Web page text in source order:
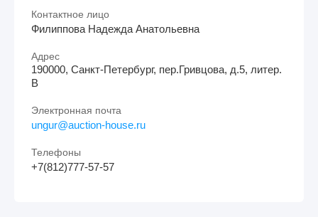
Контактное лицо
Филиппова Надежда Анатольевна
Адрес
190000, Санкт-Петербург, пер.Гривцова, д.5, литер.
В
Электронная почта
ungur@auction-house.ru
Телефоны
+7(812)777-57-57